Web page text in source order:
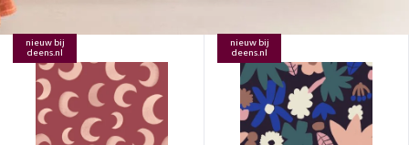
nieuw bij
deens.nl
nieuw bij
deens.nl